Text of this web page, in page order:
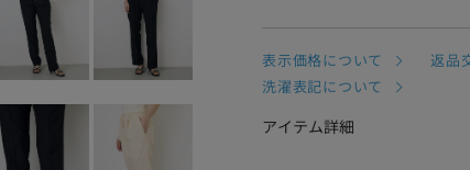
表示価格について 返品
洗濯表記について
アイテム詳細